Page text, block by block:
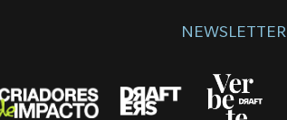
NEWSLETTER